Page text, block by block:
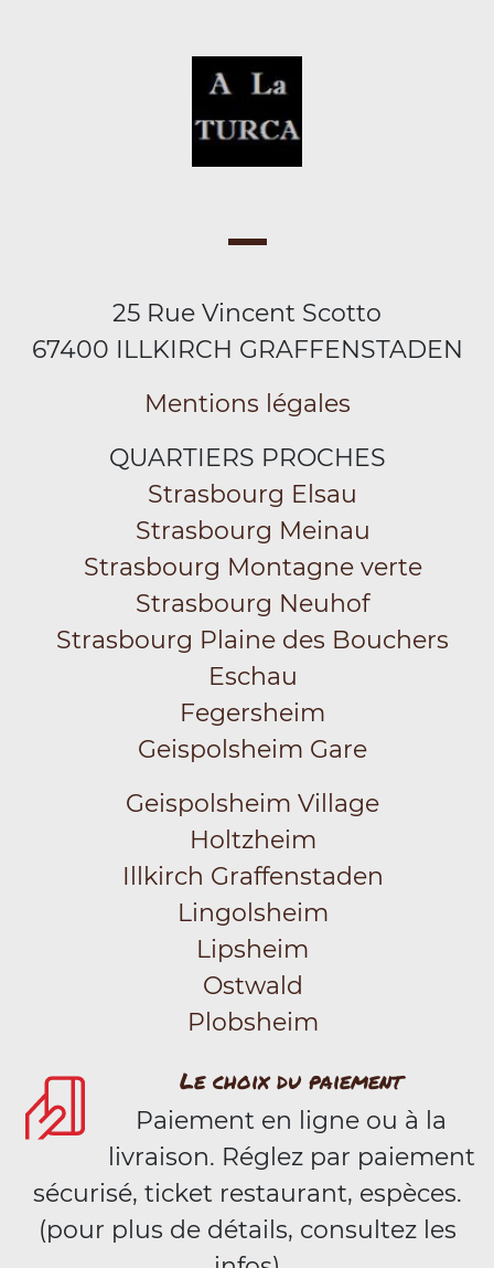
25 Rue Vincent Scotto
67400 ILLKIRCH GRAFFENSTADEN
Mentions légales
QUARTIERS PROCHES
Strasbourg Elsau
Strasbourg Meinau
Strasbourg Montagne verte
Strasbourg Neuhof
Strasbourg Plaine des Bouchers
Eschau
Fegersheim
Geispolsheim Gare
Geispolsheim Village
Holtzheim
Illkirch Graffenstaden
Lingolsheim
Lipsheim
Ostwald
Plobsheim
Le choix du paiement
Paiement en ligne ou à la
livraison. Réglez par paiement
sécurisé, ticket restaurant, espèces.
(pour plus de détails, consultez les